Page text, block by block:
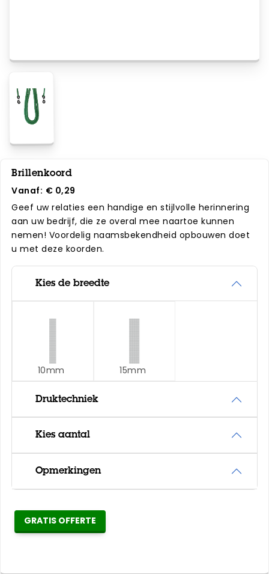
Brillenkoord
Vanaf: € 0,29
Geef uw relaties een handige en stijlvolle herinnering
aan uw bedrijf, die ze overal mee naartoe kunnen
nemen! Voordelig naamsbekendheid opbouwen doet
u met deze koorden.
Kies de breedte
10mm 15mm
Druktechniek
Kies aantal
Opmerkingen
GRATIS OFFERTE